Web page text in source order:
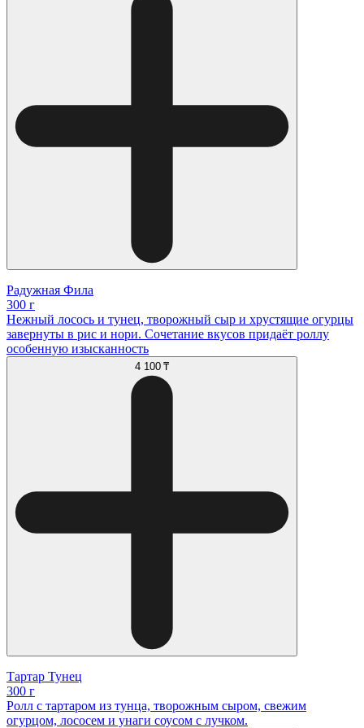
Радужная Фила
300 г
Нежный лосось и тунец, творожный сыр и хрустящие огурцы
завернуты в рис и нори. Сочетание вкусов придаёт роллу
особенную изысканность
4 100 ₸
Тартар Тунец
300 г
Ролл с тартаром из тунца, творожным сыром, свежим
огурцом, лососем и унаги соусом с лучком.